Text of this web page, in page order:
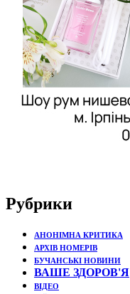
Рубрики
АНОНІМНА КРИТИКА
АРХІВ НОМЕРІВ
БУЧАНСЬКІ НОВИНИ
ВАШЕ ЗДОРОВ'Я
ВІДЕО